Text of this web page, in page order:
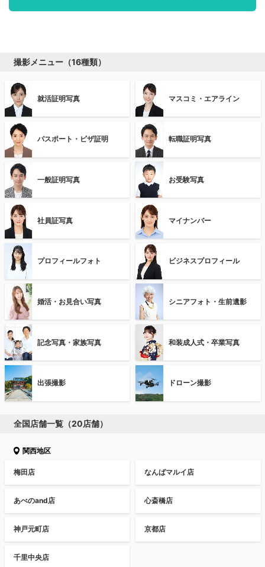
撮影メニュー（16種類）
就活証明写真 マスコミ・エアライン
パスポート・ビザ証明 転職証明写真
一般証明写真 お受験写真
社員証写真 マイナンバー
プロフィールフォト ビジネスプロフィール
婚活・お見合い写真 シニアフォト・生前遺影
記念写真・家族写真 和装成人式・卒業写真
出張撮影 ドローン撮影
全国店舗一覧（20店舗）
関西地区
梅田店 なんばマルイ店
あべのand店 心斎橋店
神戸元町店 京都店
千里中央店